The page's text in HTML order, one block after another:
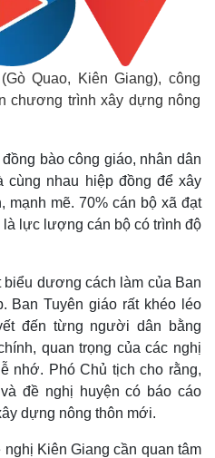
Quao, Kiên Giang), công
chương trình xây dựng nông
bào công giáo, nhân dân
cùng nhau hiệp đồng để xây
mạnh mẽ. 70% cán bộ xã đạt
là lực lượng cán bộ có trình độ
dương cách làm của Ban
Ban Tuyên giáo rất khéo léo
đến từng người dân bằng
quan trọng của các nghị
nhớ. Phó Chủ tịch cho rằng,
đề nghị huyện có báo cáo
dựng nông thôn mới.
Kiên Giang cần quan tâm